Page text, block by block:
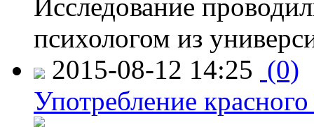
Исследование
психологом из
2015-08-12 14:25 (0)
Употребление